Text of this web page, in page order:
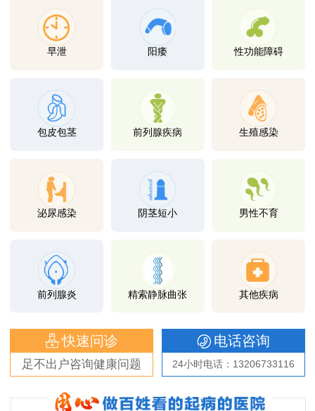
早泄 阳痿 性功能障碍
包皮包茎 前列腺疾病 生殖感染
泌尿感染 阴茎短小 男性不育
前列腺炎 精索静脉曲张 其他疾病
快速问诊
足不出户咨询健康问题
电话咨询
24小时电话：13206733116